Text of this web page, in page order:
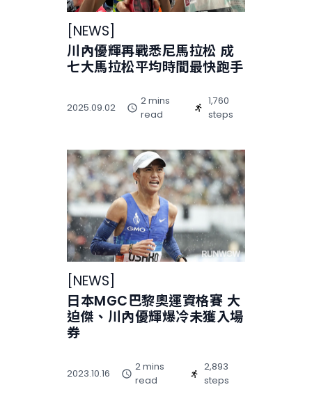
NEWS
川內優輝再戰悉尼馬拉松 成
七大馬拉松平均時間最快跑手
2025.09.02
2 mins
read
1,760
steps
NEWS
日本MGC巴黎奧運資格賽 大
迫傑、川內優輝爆冷未獲入場
券
2023.10.16
2 mins
read
2,893
steps